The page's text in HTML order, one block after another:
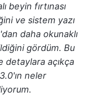
beyin fırtınası
ve sistem yazı
daha okunaklı
gördüm. Bu
detaylara açıkça
neler